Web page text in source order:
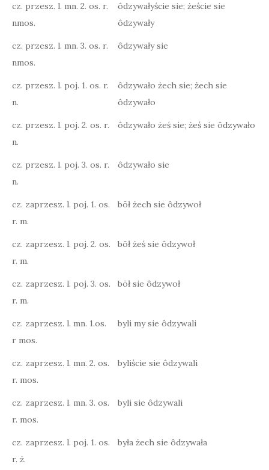
cz. przesz. l. mn. 2. os. r.
nmos.
ôdzywałyście sie; żeście sie
ôdzywały
cz. przesz. l. mn. 3. os. r.
nmos.
ôdzywały sie
cz. przesz. l. poj. 1. os. r.
n.
ôdzywało żech sie; żech sie
ôdzywało
cz. przesz. l. poj. 2. os. r.
n.
ôdzywało żeś sie; żeś sie ôdzywało
cz. przesz. l. poj. 3. os. r.
n.
ôdzywało sie
cz. zaprzesz. l. poj. 1. os.
r. m.
bōł żech sie ôdzywoł
cz. zaprzesz. l. poj. 2. os.
r. m.
bōł żeś sie ôdzywoł
cz. zaprzesz. l. poj. 3. os.
r. m.
bōł sie ôdzywoł
cz. zaprzesz. l. mn. 1.os.
r mos.
byli my sie ôdzywali
cz. zaprzesz. l. mn. 2. os.
r. mos.
byliście sie ôdzywali
cz. zaprzesz. l. mn. 3. os.
r. mos.
byli sie ôdzywali
cz. zaprzesz. l. poj. 1. os.
r. ż.
była żech sie ôdzywała